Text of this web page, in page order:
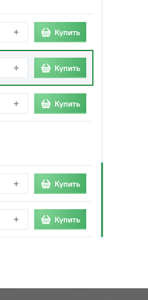
+ Купить
+ Купить
+ Купить
+ Купить
+ Купить